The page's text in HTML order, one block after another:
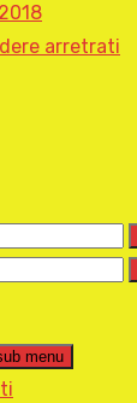
arretrati
menu